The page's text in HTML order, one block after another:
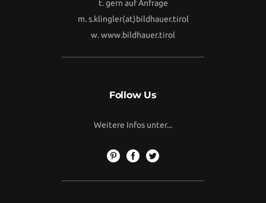
t. gern auf Anfrage
m.s.klingler(at)bildhauer.tirol
w.www.bildhauer.tirol
Follow Us
Weitere Infos unter...